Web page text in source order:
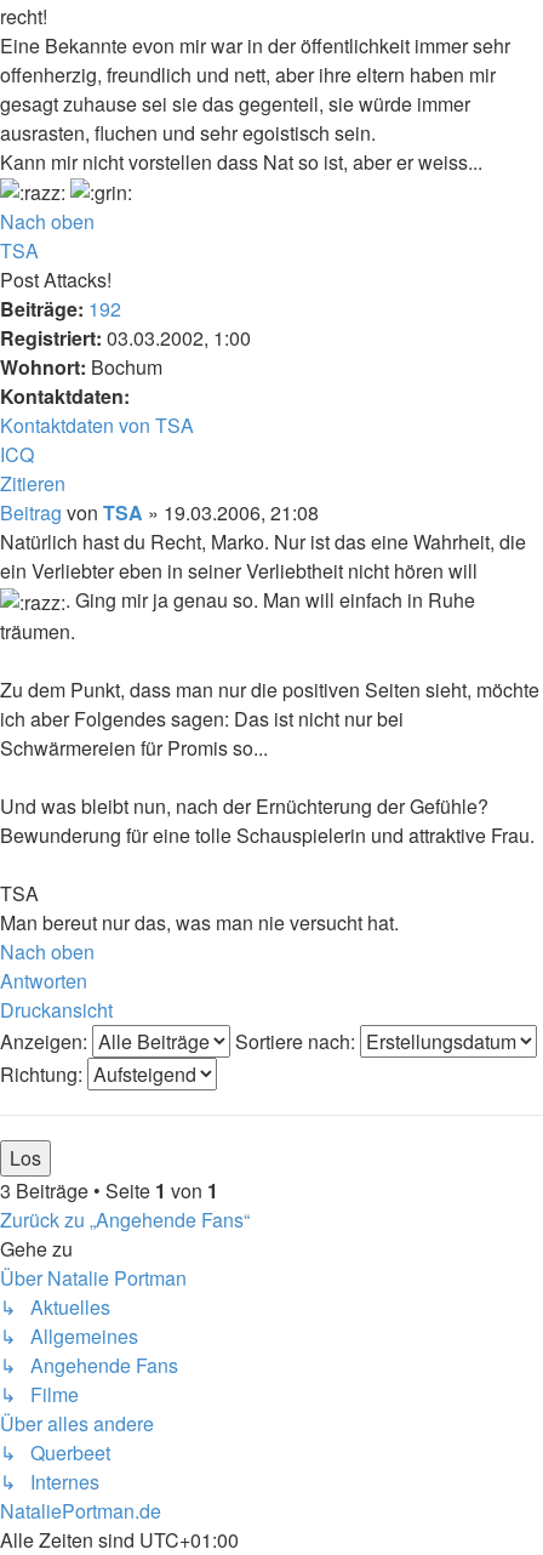
recht!
Eine Bekannte evon mir war in der öffentlichkeit immer sehr
offenherzig, freundlich und nett, aber ihre eltern haben mir
gesagt zuhause sei sie das gegenteil, sie würde immer
ausrasten, fluchen und sehr egoistisch sein.
Kann mir nicht vorstellen dass Nat so ist, aber er weiss...
Nach oben
TSA
Post Attacks!
Beiträge: 192
Registriert: 03.03.2002, 1:00
Wohnort: Bochum
Kontaktdaten:
Kontaktdaten von TSA
ICQ
Zitieren
Beitrag von TSA » 19.03.2006, 21:08
Natürlich hast du Recht, Marko. Nur ist das eine Wahrheit, die
ein Verliebter eben in seiner Verliebtheit nicht hören will
. Ging mir ja genau so. Man will einfach in Ruhe
träumen.
Zu dem Punkt, dass man nur die positiven Seiten sieht, möchte
ich aber Folgendes sagen: Das ist nicht nur bei
Schwärmereien für Promis so...
Und was bleibt nun, nach der Ernüchterung der Gefühle?
Bewunderung für eine tolle Schauspielerin und attraktive Frau.
TSA
Man bereut nur das, was man nie versucht hat.
Nach oben
Antworten
Druckansicht
Anzeigen:
Sortiere nach:
Richtung:
3 Beiträge • Seite 1 von 1
Zurück zu „Angehende Fans“
Gehe zu
Über Natalie Portman
↳ Aktuelles
↳ Allgemeines
↳ Angehende Fans
↳ Filme
Über alles andere
↳ Querbeet
↳ Internes
NataliePortman.de
Alle Zeiten sind UTC+01:00